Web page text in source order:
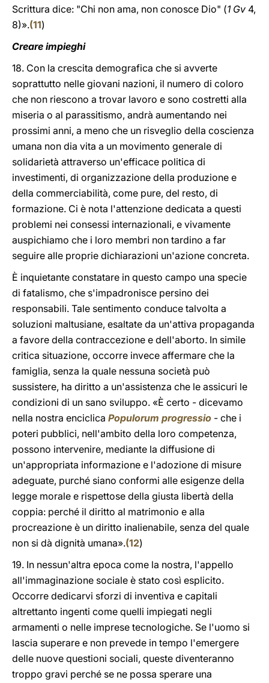
Scrittura dice: "Chi non ama, non conosce Dio" (1 Gv 4,
8)».(11)
Creare impieghi
18. Con la crescita demografica che si avverte
soprattutto nelle giovani nazioni, il numero di coloro
che non riescono a trovar lavoro e sono costretti alla
miseria o al parassitismo, andrà aumentando nei
prossimi anni, a meno che un risveglio della coscienza
umana non dia vita a un movimento generale di
solidarietà attraverso un'efficace politica di
investimenti, di organizzazione della produzione e
della commerciabilità, come pure, del resto, di
formazione. Ci è nota l'attenzione dedicata a questi
problemi nei consessi internazionali, e vivamente
auspichiamo che i loro membri non tardino a far
seguire alle proprie dichiarazioni un'azione concreta.
È inquietante constatare in questo campo una specie
di fatalismo, che s'impadronisce persino dei
responsabili. Tale sentimento conduce talvolta a
soluzioni maltusiane, esaltate da un'attiva propaganda
a favore della contraccezione e dell'aborto. In simile
critica situazione, occorre invece affermare che la
famiglia, senza la quale nessuna società può
sussistere, ha diritto a un'assistenza che le assicuri le
condizioni di un sano sviluppo. «È certo - dicevamo
nella nostra enciclica Populorum progressio - che i
poteri pubblici, nell'ambito della loro competenza,
possono intervenire, mediante la diffusione di
un'appropriata informazione e l'adozione di misure
adeguate, purché siano conformi alle esigenze della
legge morale e rispettose della giusta libertà della
coppia: perché il diritto al matrimonio e alla
procreazione è un diritto inalienabile, senza del quale
non si dà dignità umana».(12)
19. In nessun'altra epoca come la nostra, l'appello
all'immaginazione sociale è stato così esplicito.
Occorre dedicarvi sforzi di inventiva e capitali
altrettanto ingenti come quelli impiegati negli
armamenti o nelle imprese tecnologiche. Se l'uomo si
lascia superare e non prevede in tempo l'emergere
delle nuove questioni sociali, queste diventeranno
troppo gravi perché se ne possa sperare una